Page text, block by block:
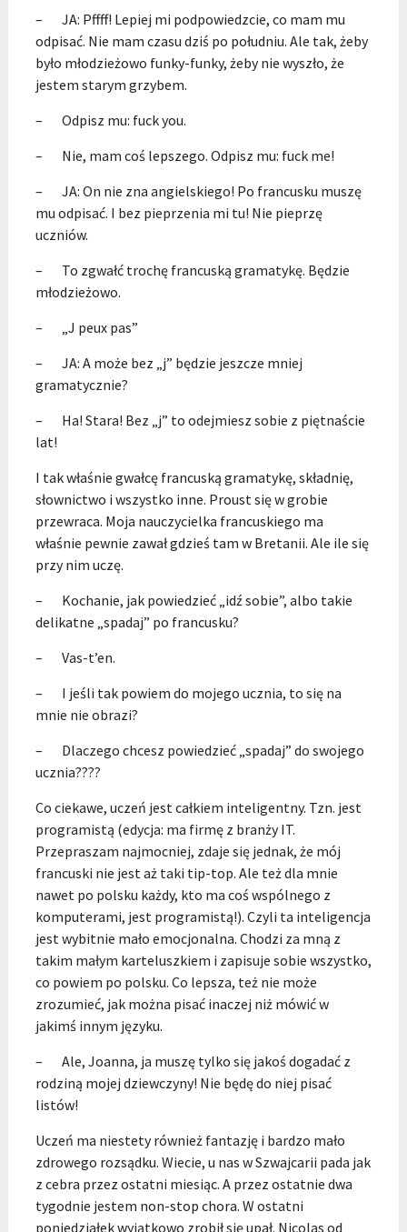
– JA: Pffff! Lepiej mi podpowiedzcie, co mam mu
odpisać. Nie mam czasu dziś po południu. Ale tak, żeby
było młodzieżowo funky-funky, żeby nie wyszło, że
jestem starym grzybem.
– Odpisz mu: fuck you.
– Nie, mam coś lepszego. Odpisz mu: fuck me!
– JA: On nie zna angielskiego! Po francusku muszę
mu odpisać. I bez pieprzenia mi tu! Nie pieprzę
uczniów.
– To zgwałć trochę francuską gramatykę. Będzie
młodzieżowo.
– „J peux pas”
– JA: A może bez „j” będzie jeszcze mniej
gramatycznie?
– Ha! Stara! Bez „j” to odejmiesz sobie z piętnaście
lat!
I tak właśnie gwałcę francuską gramatykę, składnię,
słownictwo i wszystko inne. Proust się w grobie
przewraca. Moja nauczycielka francuskiego ma
właśnie pewnie zawał gdzieś tam w Bretanii. Ale ile się
przy nim uczę.
– Kochanie, jak powiedzieć „idź sobie”, albo takie
delikatne „spadaj” po francusku?
– Vas-t’en.
– I jeśli tak powiem do mojego ucznia, to się na
mnie nie obrazi?
– Dlaczego chcesz powiedzieć „spadaj” do swojego
ucznia????
Co ciekawe, uczeń jest całkiem inteligentny. Tzn. jest
programistą (edycja: ma firmę z branży IT.
Przepraszam najmocniej, zdaje się jednak, że mój
francuski nie jest aż taki tip-top. Ale też dla mnie
nawet po polsku każdy, kto ma coś wspólnego z
komputerami, jest programistą!). Czyli ta inteligencja
jest wybitnie mało emocjonalna. Chodzi za mną z
takim małym karteluszkiem i zapisuje sobie wszystko,
co powiem po polsku. Co lepsza, też nie może
zrozumieć, jak można pisać inaczej niż mówić w
jakimś innym języku.
– Ale, Joanna, ja muszę tylko się jakoś dogadać z
rodziną mojej dziewczyny! Nie będę do niej pisać
listów!
Uczeń ma niestety również fantazję i bardzo mało
zdrowego rozsądku. Wiecie, u nas w Szwajcarii pada jak
z cebra przez ostatni miesiąc. A przez ostatnie dwa
tygodnie jestem non-stop chora. W ostatni
poniedziałek wyjątkowo zrobił się upał. Nicolas od